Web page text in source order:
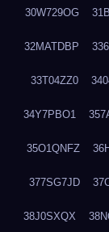
30W729OG
32MATDBP
33T04ZZ0
34Y7PBO1
35O1QNFZ
377SG7JD
38J0SXQX